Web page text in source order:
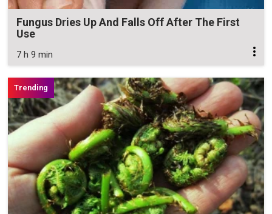
Fungus Dries Up And Falls Off After The First
Use
7 h 9 min